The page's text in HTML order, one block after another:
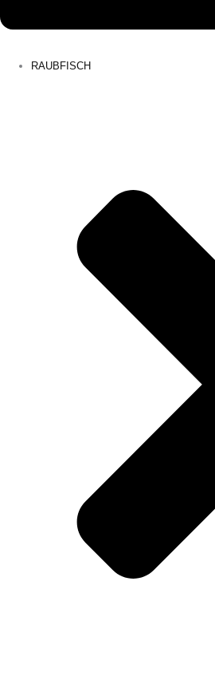
RAUBFISCH